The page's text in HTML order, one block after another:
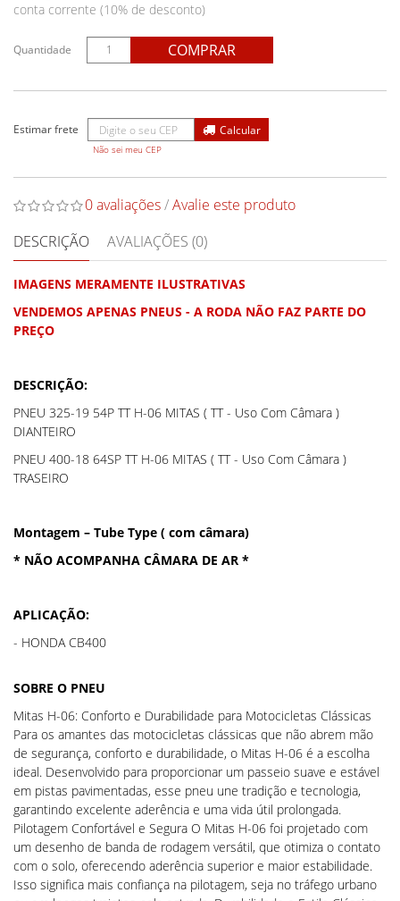
conta corrente (10% de desconto)
Quantidade COMPRAR
Não sei meu CEP
0 avaliações/Avalie este produto
DESCRIÇÃO
AVALIAÇÕES (0)
IMAGENS MERAMENTE ILUSTRATIVAS
VENDEMOS APENAS PNEUS - A RODA NÃO FAZ PARTE DO
PREÇO
DESCRIÇÃO:
PNEU 325-19 54P TT H-06 MITAS ( TT - Uso Com Câmara )
DIANTEIRO
PNEU 400-18 64SP TT H-06 MITAS ( TT - Uso Com Câmara )
TRASEIRO
Montagem – Tube Type ( com câmara)
* NÃO ACOMPANHA CÂMARA DE AR *
APLICAÇÃO:
- HONDA CB400
SOBRE O PNEU
Mitas H-06: Conforto e Durabilidade para Motocicletas Clássicas
Para os amantes das motocicletas clássicas que não abrem mão
de segurança, conforto e durabilidade, o Mitas H-06 é a escolha
ideal. Desenvolvido para proporcionar um passeio suave e estável
em pistas pavimentadas, esse pneu une tradição e tecnologia,
garantindo excelente aderência e uma vida útil prolongada.
Pilotagem Confortável e Segura O Mitas H-06 foi projetado com
um desenho de banda de rodagem versátil, que otimiza o contato
com o solo, oferecendo aderência superior e maior estabilidade.
Isso significa mais confiança na pilotagem, seja no tráfego urbano